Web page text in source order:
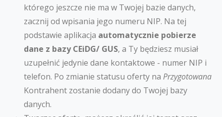
którego jeszcze nie ma w Twojej bazie danych,
zacznij od wpisania jego numeru NIP. Na tej
podstawie aplikacja automatycznie pobierze
dane z bazy CEiDG/ GUS, a Ty będziesz musiał
uzupełnić jedynie dane kontaktowe - numer NIP i
telefon. Po zmianie statusu oferty na Przygotowana
Kontrahent zostanie dodany do Twojej bazy
danych.